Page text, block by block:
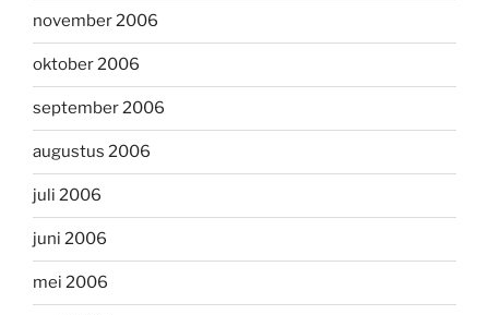
november 2006
oktober 2006
september 2006
augustus 2006
juli 2006
juni 2006
mei 2006